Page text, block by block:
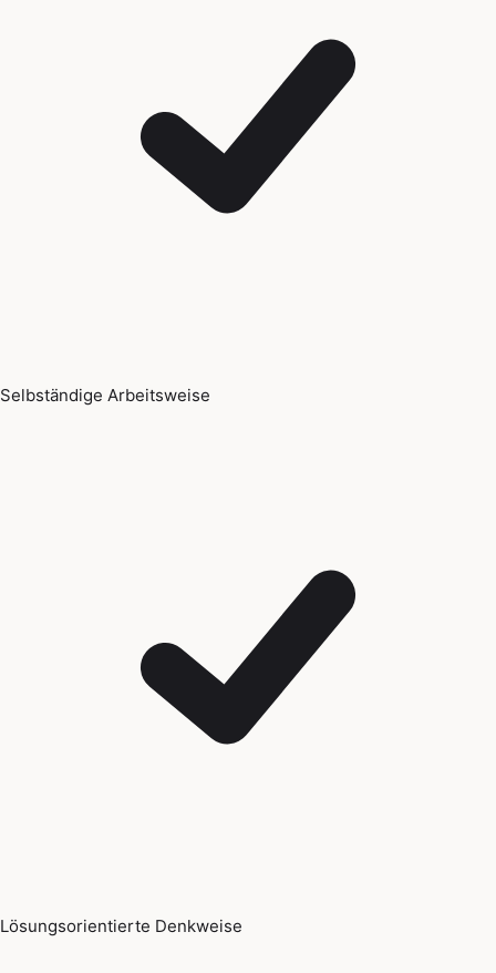
Selbständige Arbeitsweise
Lösungsorientierte Denkweise